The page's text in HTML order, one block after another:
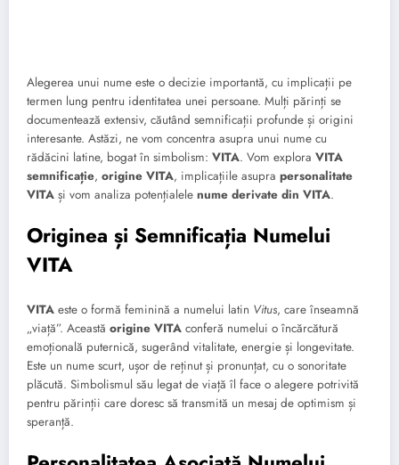
Alegerea unui nume este o decizie importantă, cu implicații pe
termen lung pentru identitatea unei persoane. Mulți părinți se
documentează extensiv, căutând semnificații profunde și origini
interesante. Astăzi, ne vom concentra asupra unui nume cu
rădăcini latine, bogat în simbolism: VITA. Vom explora VITA
semnificație, origine VITA, implicațiile asupra personalitate
VITA și vom analiza potențialele nume derivate din VITA.
Originea și Semnificația Numelui
VITA
VITA este o formă feminină a numelui latin Vitus, care înseamnă
„viață”. Această origine VITA conferă numelui o încărcătură
emoțională puternică, sugerând vitalitate, energie și longevitate.
Este un nume scurt, ușor de reținut și pronunțat, cu o sonoritate
plăcută. Simbolismul său legat de viață îl face o alegere potrivită
pentru părinții care doresc să transmită un mesaj de optimism și
speranță.